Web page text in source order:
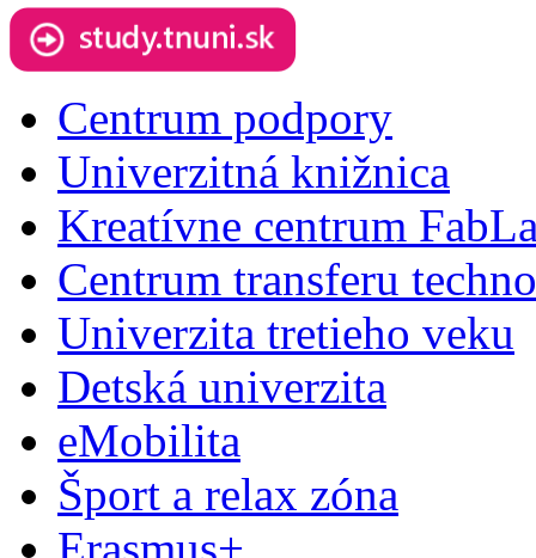
Centrum podpory
Univerzitná knižnica
Kreatívne centrum
Centrum transferu
Univerzita tretieho veku
Detská univerzita
eMobilita
Šport a relax zóna